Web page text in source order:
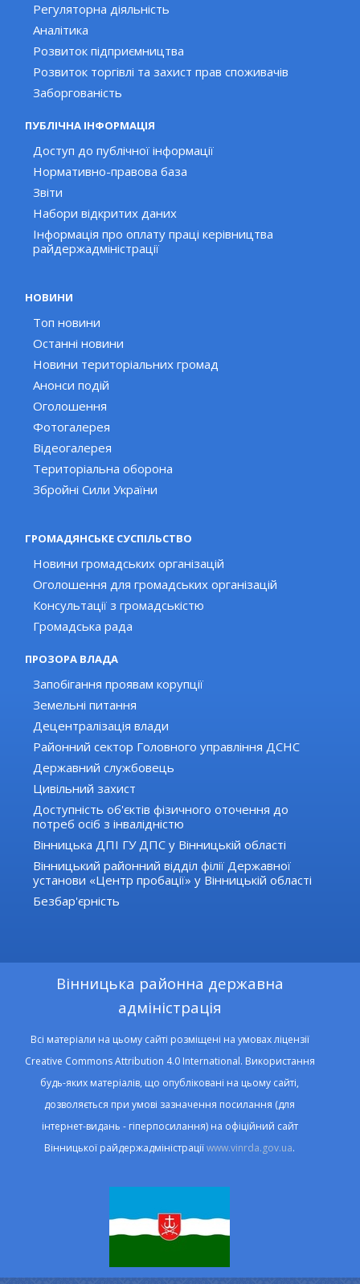
Регуляторна діяльність
Аналітика
Розвиток підприємництва
Розвиток торгівлі та захист прав споживачів
Заборгованість
ПУБЛІЧНА ІНФОРМАЦІЯ
Доступ до публічної інформації
Нормативно-правова база
Звіти
Набори відкритих даних
Інформація про оплату праці керівництва
райдержадміністрації
НОВИНИ
Топ новини
Останні новини
Новини територіальних громад
Анонси подій
Оголошення
Фотогалерея
Відеогалерея
Територіальна оборона
Збройні Сили України
ГРОМАДЯНСЬКЕ СУСПІЛЬСТВО
Новини громадських організацій
Оголошення для громадських організацій
Консультації з громадськістю
Громадська рада
ПРОЗОРА ВЛАДА
Запобігання проявам корупції
Земельні питання
Децентралізація влади
Районний сектор Головного управління ДСНС
Державний службовець
Цивільний захист
Доступність об'єктів фізичного оточення до
потреб осіб з інвалідністю
Вінницька ДПІ ГУ ДПС у Вінницькій області
Вінницький районний відділ філії Державної
установи «Центр пробації» у Вінницькій області
Безбар'єрність
Вінницька районна державна
адміністрація
Всі матеріали на цьому сайті розміщені на умовах ліцензії
Creative Commons Attribution 4.0 International. Використання
будь-яких матеріалів, що опубліковані на цьому сайті,
дозволяється при умові зазначення посилання (для
інтернет-видань - гіперпосилання) на офіційний сайт
Вінницької райдержадміністраціїwww.vinrda.gov.ua.